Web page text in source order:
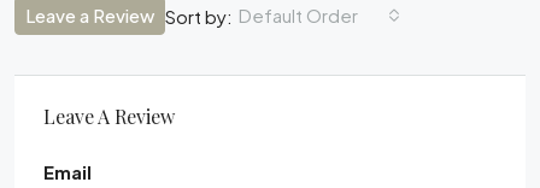
Sort by: Default Order
Leave a Review
Leave A Review
Email